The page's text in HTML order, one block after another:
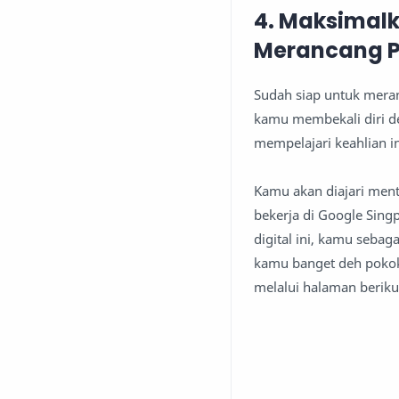
4.
Merancang
Sudah siap untuk
kamu membekali diri
mempelajari keahlian
Kamu akan diajari
bekerja di Google
digital ini, kamu
kamu banget deh
melalui halaman